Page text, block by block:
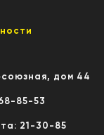
дом 44
85-53
21-30-85